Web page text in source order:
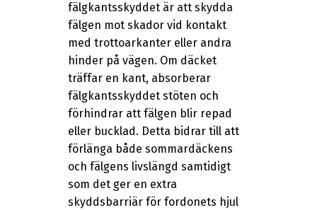
fälgkantsskyddet är att skydda
fälgen mot skador vid kontakt
med trottoarkanter eller andra
hinder på vägen. Om däcket
träffar en kant, absorberar
fälgkantsskyddet stöten och
förhindrar att fälgen blir repad
eller bucklad. Detta bidrar till att
förlänga både sommardäckens
och fälgens livslängd samtidigt
som det ger en extra
skyddsbarriär för fordonets hjul